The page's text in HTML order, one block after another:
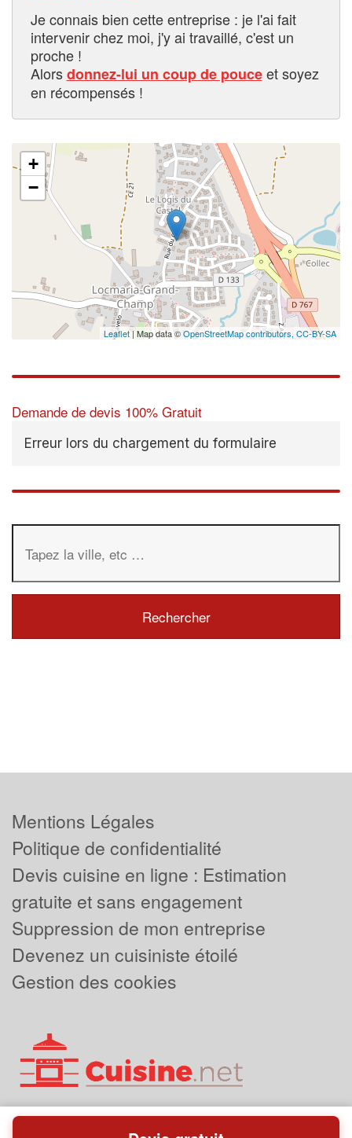
Je connais bien cette entreprise : je l'ai fait
intervenir chez moi, j'y ai travaillé, c'est un
proche !
Alorsdonnez-lui un coup de pouceet soyez
en récompensés !
+
−
Leaflet | Map data ©OpenStreetMap contributors, CC-BY-SA
Demande de devis 100% Gratuit
Erreur lors du chargement du formulaire
Mentions Légales
Politique de confidentialité
Devis cuisine en ligne : Estimation
gratuite et sans engagement
Suppression de mon entreprise
Devenez un cuisiniste étoilé
Gestion des cookies